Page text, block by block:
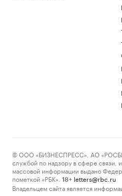
В Ялте разминировали
Польша призвала разместить
США в стране на постоянной
Netflix запер актера внутри
© ООО «БИЗНЕСПРЕСС», АО
службой по надзору в сфере связи,
массовой информации выдано
пометкой «РБК».
18+ letters@rbc.ru
Владельцем сайта является